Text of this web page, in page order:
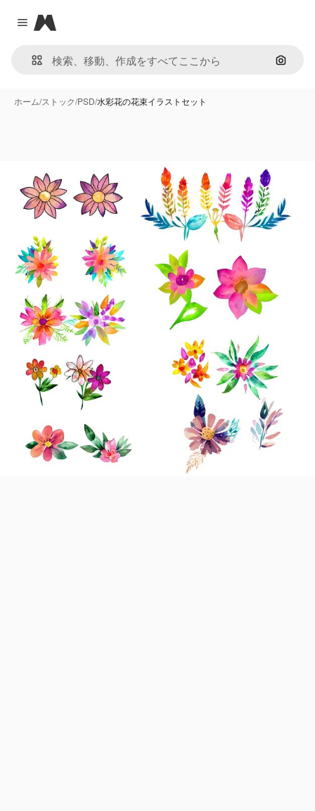
Close menu
Magnific
画像で
ホーム/ストック/PSD/水彩花の花束イラストセット